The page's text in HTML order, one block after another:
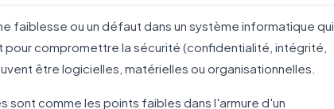
faiblesse ou un défaut dans un système informatique qui
compromettre la sécurité (confidentialité, intégrité,
être logicielles, matérielles ou organisationnelles.
sont comme les points faibles dans l'armure d'un